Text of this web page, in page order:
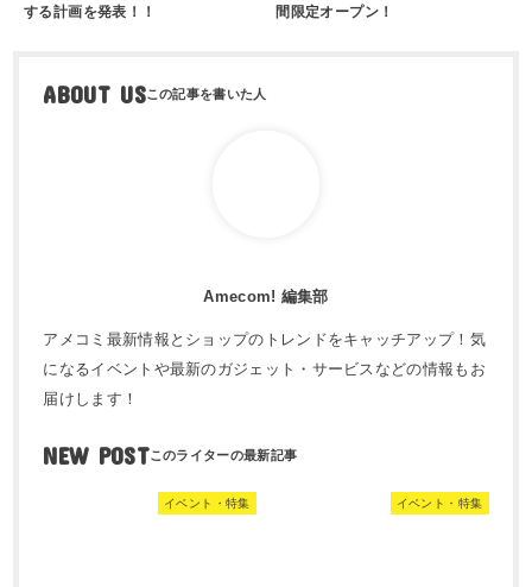
する計画を発表！！
間限定オープン！
ABOUT US
Amecom! 編集部
アメコミ最新情報とショップのトレンドをキャッチアップ！気
になるイベントや最新のガジェット・サービスなどの情報もお
届けします！
NEW POST
イベント・特集 イベント・特集